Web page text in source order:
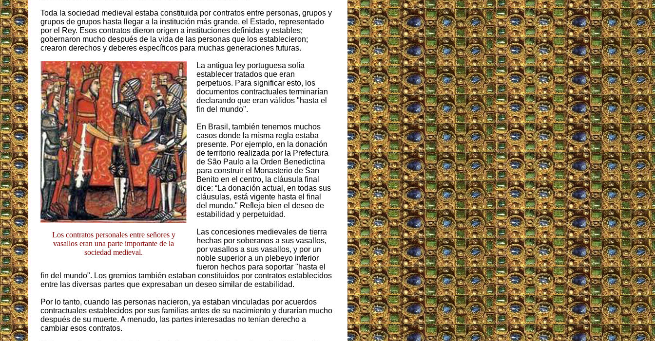
Toda la sociedad medieval estaba constituida por contratos entre personas, grupos y
grupos de grupos hasta llegar a la institución más grande, el Estado, representado
por el Rey. Esos contratos dieron origen a instituciones definidas y estables;
gobernaron mucho después de la vida de las personas que los establecieron;
crearon derechos y deberes específicos para muchas generaciones futuras.
Los contratos personales entre señores y
vasallos eran una parte importante de la
sociedad medieval.
La antigua ley portuguesa solía
establecer tratados que eran
perpetuos. Para significar esto, los
documentos contractuales terminarían
declarando que eran válidos "hasta el
fin del mundo".
En Brasil, también tenemos muchos
casos donde la misma regla estaba
presente. Por ejemplo, en la donación
de territorio realizada por la Prefectura
de São Paulo a la Orden Benedictina
para construir el Monasterio de San
Benito en el centro, la cláusula final
dice: “La donación actual, en todas sus
cláusulas, está vigente hasta el final
del mundo." Refleja bien el deseo de
estabilidad y perpetuidad.
Las concesiones medievales de tierra
hechas por soberanos a sus vasallos,
por vasallos a sus vasallos, y por un
noble superior a un plebeyo inferior
fueron hechos para soportar "hasta el
fin del mundo". Los gremios también estaban constituidos por contratos establecidos
entre las diversas partes que expresaban un deseo similar de estabilidad.
Por lo tanto, cuando las personas nacieron, ya estaban vinculadas por acuerdos
contractuales establecidos por sus familias antes de su nacimiento y durarían mucho
después de su muerte. A menudo, las partes interesadas no tenían derecho a
cambiar esos contratos.